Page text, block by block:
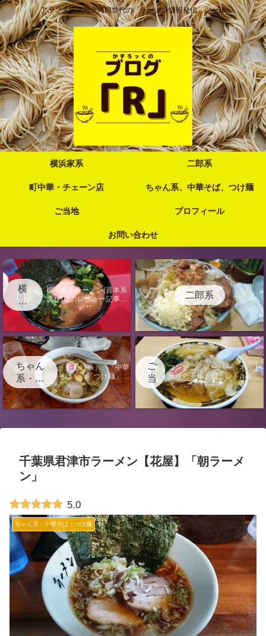
アラフォー就職氷河期世代の「ラーメン情報発信」ツール
横浜家系 二郎系
町中華・チェーン店 ちゃん系、中華そば、つけ麺
ご当地 プロフィール
お問い合わせ
横
浜
家
横浜家系ラーメン(資本系
含む)店のレビュー記事に
なります。
二郎系
ちゃん
系・中
華そ
ば・つ
「煮干し系」、「中華
そば」、「つけ麺」、
「汁なし」の店のレビ
ュー記事になります。
ご
当
地
コンビニ、スーパー、ネット
通販のチルド麺、レトルト、
袋麺のレビュー記事またはラ
ーメンに関する電子書籍出版
情報のページになります。
千葉県君津市ラーメン【花屋】「朝ラーメ
ン」
5.0
ちゃん系・中華そば・つけ麺